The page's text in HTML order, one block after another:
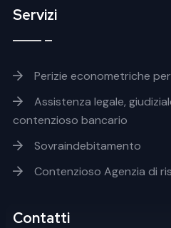
Servizi
Footer servizi
Perizie econometriche
Assistenza legale,
contenzioso bancario
Sovraindebitamento
Contenzioso Agenzia di
Contatti